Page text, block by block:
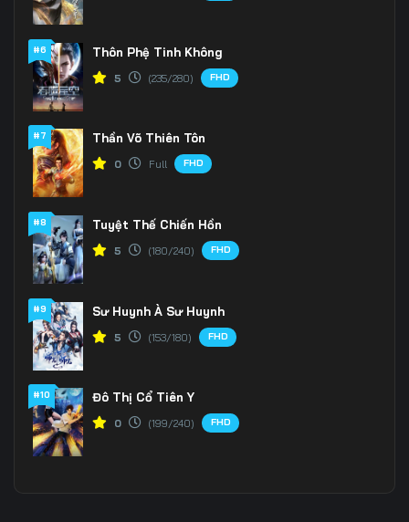
#6 Thôn Phệ Tinh Không
5 (235/280) FHD
#7 Thần Võ Thiên Tôn
0 Full FHD
#8 Tuyệt Thế Chiến Hồn
5 (180/240) FHD
#9 Sư Huynh À Sư Huynh
5 (153/180) FHD
#10 Đô Thị Cổ Tiên Y
0 (199/240) FHD